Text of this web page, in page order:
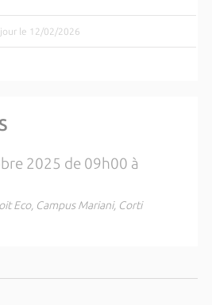
jour le 12/02/2026
2025 de 09h00 à
Eco, Campus Mariani, Corti